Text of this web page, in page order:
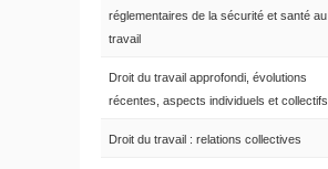
réglementaires de la sécurité et santé au
travail
Droit du travail approfondi, évolutions
récentes, aspects individuels et collectifs
Droit du travail : relations collectives